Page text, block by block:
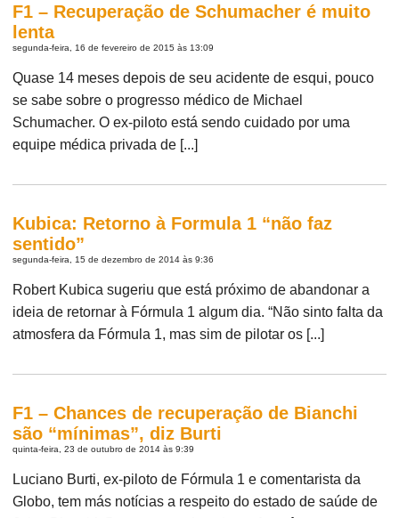
F1 – Recuperação de Schumacher é muito
lenta
segunda-feira, 16 de fevereiro de 2015 às 13:09
Quase 14 meses depois de seu acidente de esqui, pouco
se sabe sobre o progresso médico de Michael
Schumacher. O ex-piloto está sendo cuidado por uma
equipe médica privada de [...]
Kubica: Retorno à Formula 1 “não faz
sentido”
segunda-feira, 15 de dezembro de 2014 às 9:36
Robert Kubica sugeriu que está próximo de abandonar a
ideia de retornar à Fórmula 1 algum dia. “Não sinto falta da
atmosfera da Fórmula 1, mas sim de pilotar os [...]
F1 – Chances de recuperação de Bianchi
são “mínimas”, diz Burti
quinta-feira, 23 de outubro de 2014 às 9:39
Luciano Burti, ex-piloto de Fórmula 1 e comentarista da
Globo, tem más notícias a respeito do estado de saúde de